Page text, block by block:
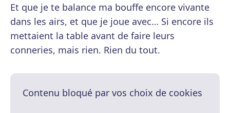
Et que je te balance ma bouffe encore vivante
dans les airs, et que je joue avec… Si encore ils
mettaient la table avant de faire leurs
conneries, mais rien. Rien du tout.
Contenu bloqué par vos choix de cookies